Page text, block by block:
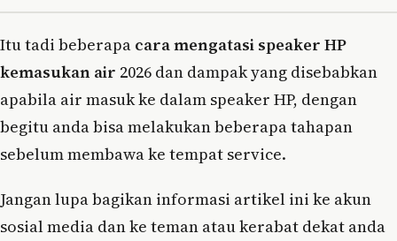
Itu tadi beberapa cara mengatasi speaker HP
kemasukan air 2026 dan dampak yang disebabkan
apabila air masuk ke dalam speaker HP, dengan
begitu anda bisa melakukan beberapa tahapan
sebelum membawa ke tempat service.
Jangan lupa bagikan informasi artikel ini ke akun
sosial media dan ke teman atau kerabat dekat anda